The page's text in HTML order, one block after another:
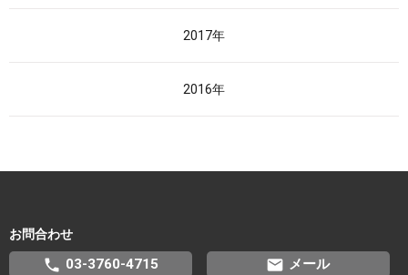
2017年
2016年
お問合わせ
phone 03-3760-4715 email メール